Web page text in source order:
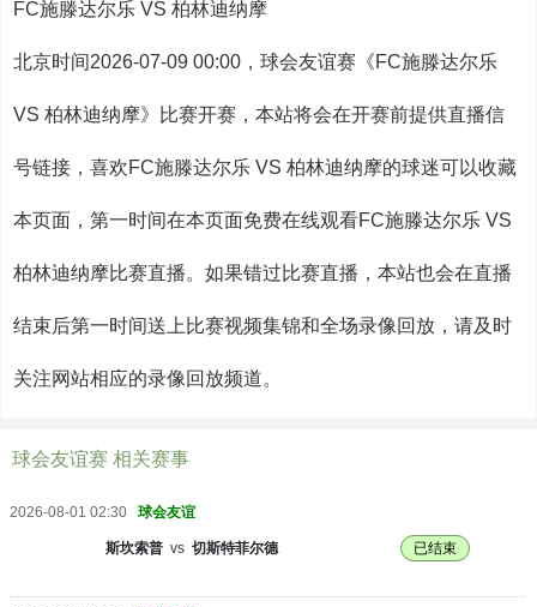
FC施滕达尔乐 VS 柏林迪纳摩
北京时间2026-07-09 00:00，球会友谊赛《FC施滕达尔乐
VS 柏林迪纳摩》比赛开赛，本站将会在开赛前提供直播信
号链接，喜欢FC施滕达尔乐 VS 柏林迪纳摩的球迷可以收藏
本页面，第一时间在本页面免费在线观看FC施滕达尔乐 VS
柏林迪纳摩比赛直播。如果错过比赛直播，本站也会在直播
结束后第一时间送上比赛视频集锦和全场录像回放，请及时
关注网站相应的录像回放频道。
球会友谊赛 相关赛事
2026-08-01 02:30 球会友谊
斯坎索普 vs 切斯特菲尔德 已结束